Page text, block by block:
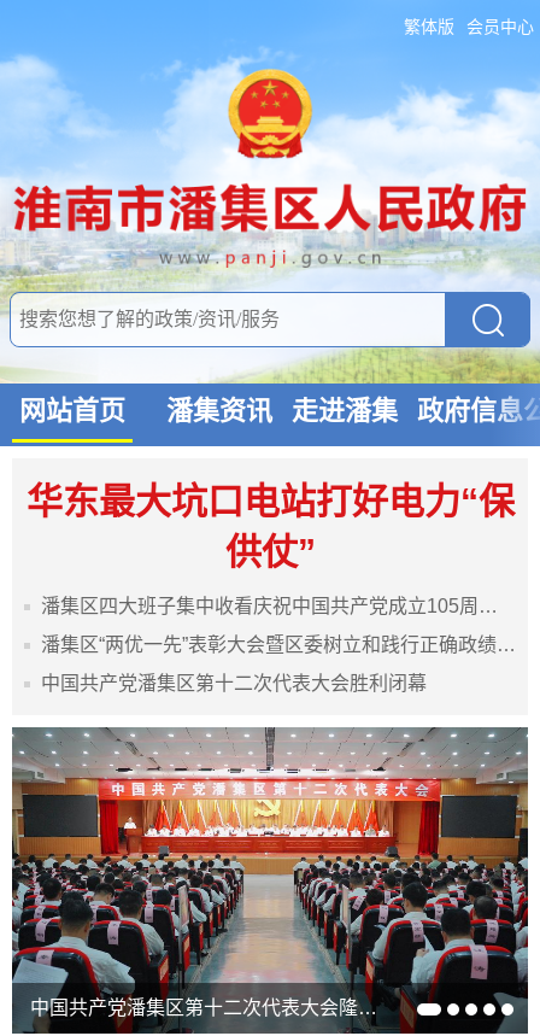
繁体版 会员中心
网站首页 潘集资讯 走进潘集 政府信息
华东最大坑口电站打好电力“保
供仗”
潘集区四大班子集中收看庆祝中国共产党成立105周年表彰大会
潘集区“两优一先”表彰大会暨区委树立和践行正确政绩观学习教育专题党课报告会举行
中国共产党潘集区第十二次代表大会胜利闭幕
中国共产党潘集区第十二次代表大会隆重开幕